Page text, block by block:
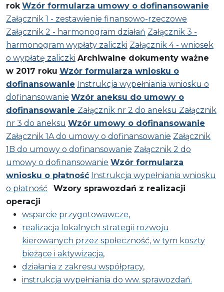
rok Wzór formularza umowy o dofinansowanie
Załącznik 1 - zestawienie finansowo-rzeczowe
Załącznik 2 - harmonogram działań Załącznik 3 -
harmonogram wypłaty zaliczki Załącznik 4 - wniosek
o wypłatę zaliczki Archiwalne dokumenty ważne
w 2017 roku Wzór formularza wniosku o
dofinansowanie Instrukcja wypełniania wniosku o
dofinansowanie Wzór aneksu do umowy o
dofinansowanie Załącznik nr 2 do aneksu Załącznik
nr 3 do aneksu Wzór umowy o dofinansowanie
Załącznik 1A do umowy o dofinansowanie Załącznik
1B do umowy o dofinansowanie Załącznik 2 do
umowy o dofinansowanie Wzór formularza
wniosku o płatność Instrukcja wypełniania wniosku
o płatność
Wzory sprawozdań z realizacji
operacji
wsparcie przygotowawcze,
realizacja lokalnych strategii rozwoju
kierowanych przez społeczność, w tym koszty
bieżące i aktywizacja,
działania z zakresu współpracy,
instrukcja wypełniania do ww. sprawozdań.